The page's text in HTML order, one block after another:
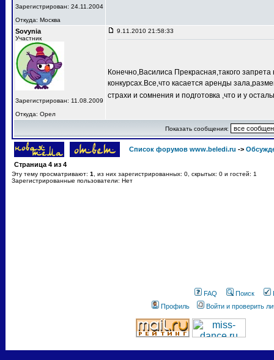
Зарегистрирован: 24.11.2004
Откуда: Москва
Sovynia
Участник
Зарегистрирован: 11.08.2009
Откуда: Орел
9.11.2010 21:58:33
Конечно,Василиса Прекрасная,такого
конкурсах.Все,что касается аренды
страхи и сомнения и подготовка ,что и у
Показать сообщения:
Список форумов www.beledi.ru ->
Страница 4 из 4
Эту тему просматривают: 1
, из них зарегистрированных: 0, скрытых: 0 и гостей: 1
Зарегистрированные пользователи: Нет
FAQ Поиск
Профиль
Войти и проверить